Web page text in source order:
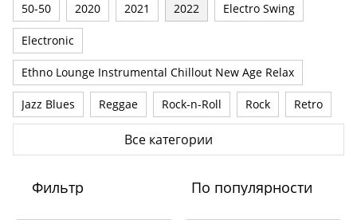
50-50 2020 2021 2022 Electro Swing
Electronic
Ethno Lounge Instrumental Chillout New Age Relax
Jazz Blues Reggae Rock-n-Roll Rock Retro
VA-OST Барди
Pop
Все категории
Фильтр По популярности